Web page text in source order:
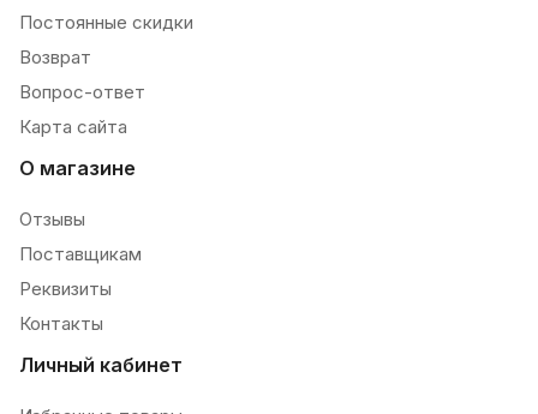
Постоянные скидки
Возврат
Вопрос-ответ
Карта сайта
О магазине
Отзывы
Поставщикам
Реквизиты
Контакты
Личный кабинет